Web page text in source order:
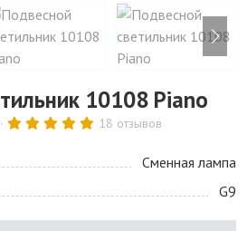
10108 Piano
18 отзывов
Сменная лампа
G9